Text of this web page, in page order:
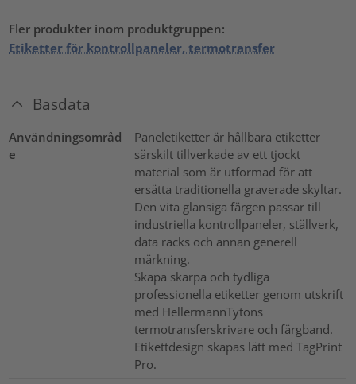
Fler produkter inom produktgruppen:
Etiketter för kontrollpaneler, termotransfer
Basdata
Användningsområd
e
Paneletiketter är hållbara etiketter
särskilt tillverkade av ett tjockt
material som är utformad för att
ersätta traditionella graverade skyltar.
Den vita glansiga färgen passar till
industriella kontrollpaneler, ställverk,
data racks och annan generell
märkning.
Skapa skarpa och tydliga
professionella etiketter genom utskrift
med HellermannTytons
termotransferskrivare och färgband.
Etikettdesign skapas lätt med TagPrint
Pro.